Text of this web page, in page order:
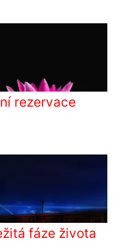
rezervace
fáze života